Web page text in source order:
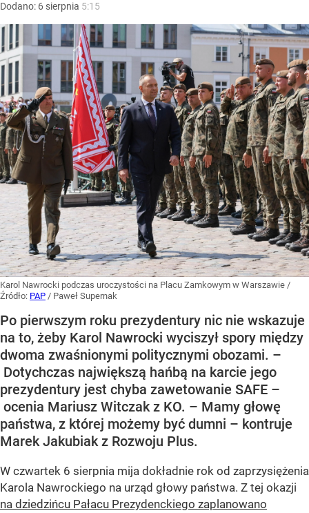
Dodano: 6 sierpnia 5:15
Karol Nawrocki podczas uroczystości na Placu Zamkowym w Warszawie /
Źródło: PAP / Paweł Supernak
Po pierwszym roku prezydentury nic nie wskazuje
na to, żeby Karol Nawrocki wyciszył spory między
dwoma zwaśnionymi politycznymi obozami. –
Dotychczas największą hańbą na karcie jego
prezydentury jest chyba zawetowanie SAFE –
ocenia Mariusz Witczak z KO. – Mamy głowę
państwa, z której możemy być dumni – kontruje
Marek Jakubiak z Rozwoju Plus.
W czwartek 6 sierpnia mija dokładnie rok od zaprzysiężenia
Karola Nawrockiego na urząd głowy państwa. Z tej okazji
na dziedzińcu Pałacu Prezydenckiego zaplanowano